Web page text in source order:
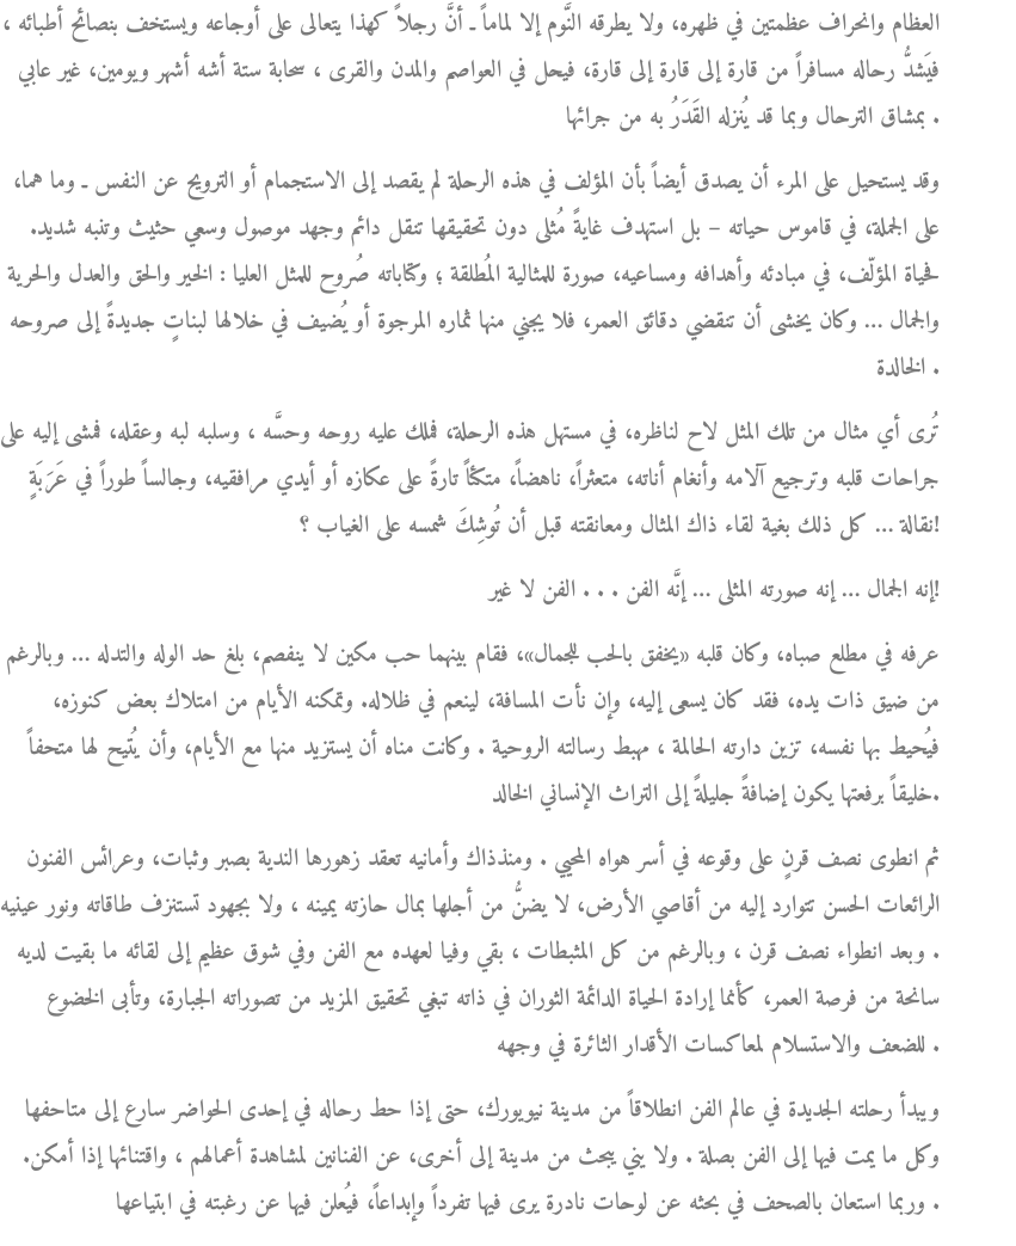
العظام وانحراف عظمتين في ظهره، ولا يطرقه النَّوم إلا لماماً ـ أنَّ رجلاً كهذا يتعالى على أوجاعه ويستخف بنصائح أطبائه ،
فيَشدُّ رحاله مسافراً من قارة إلى قارة إلى قارة، فيحل في العواصم والمدن والقرى ، سحابة ستة أشه أشهر ويومين، غير عابي
بمشاق الترحال وبما قد يُنزله القَدَرُ به من جرائها .
وقد يستحيل على المرء أن يصدق أيضاً بأن المؤلف في هذه الرحلة لم يقصد إلى الاستجمام أو الترويح عن النفس ـ وما هما،
على الجملة، في قاموس حياته – بل استهدف غايةً مُثلى دون تحقيقها تنقل دائم وجهد موصول وسعي حثيث وتنبه شديد.
فحياة المؤلّف، في مبادئه وأهدافه ومساعيه، صورة للمثالية المُطلقة ؛ وكتاباته صُروح للمثل العليا : الخير والحق والعدل والحرية
والجمال … وكان يخشى أن تنقضي دقائق العمر، فلا يجني منها ثماره المرجوة أو يُضيف في خلالها لبناتٍ جديدةً إلى صروحه
الخالدة .
تُرى أي مثال من تلك المثل لاح لناظره، في مستهل هذه الرحلة، فملك عليه روحه وحسَّه ، وسلبه لبه وعقله، فمشى إليه على
جراحات قلبه وترجيع آلامه وأنغام أناته، متعثراً، ناهضاً، متكئاً تارةً على عكازه أو أيدي مرافقيه، وجالساً طوراً في عَرَبَةٍ
نقالة … كل ذلك بغية لقاء ذاك المثال ومعانقته قبل أن تُوشِكَ شمسه على الغياب ؟!
إنه الجمال … إنه صورته المثلى … إنَّه الفن . . . الفن لا غير!
عرفه في مطلع صباه، وكان قلبه «يخفق بالحب للجمال»، فقام بينهما حب مكين لا ينفصم، بلغ حد الوله والتدله … وبالرغم
من ضيق ذات يده، فقد كان يسعى إليه، وإن نأت المسافة، لينعم في ظلاله. وتمكنه الأيام من امتلاك بعض كنوزه،
فيُحيط بها نفسه، تزين دارته الحالمة ، مهبط رسالته الروحية . وكانت مناه أن يستزيد منها مع الأيام، وأن يُتيح لها متحفاً
خليقاً برفعتها يكون إضافةً جليلةً إلى التراث الإنساني الخالد.
ثم انطوى نصف قرنٍ على وقوعه في أسر هواه المحيي . ومنذذاك وأمانيه تعقد زهورها الندية بصبر وثبات، وعرائس الفنون
الرائعات الحسن تتوارد إليه من أقاصي الأرض، لا يضنُّ من أجلها بمال حازته يمينه ، ولا بجهود تستنزف طاقاته ونور عينيه
. وبعد انطواء نصف قرن ، وبالرغم من كل المثبطات ، بقي وفيا لعهده مع الفن وفي شوق عظيم إلى لقائه ما بقيت لديه
سانحة من فرصة العمر، كأنما إرادة الحياة الدائمة الثوران في ذاته تبغي تحقيق المزيد من تصوراته الجبارة، وتأبى الخضوع
للضعف والاستسلام لمعاكسات الأقدار الثائرة في وجهه .
ويبدأ رحلته الجديدة في عالم الفن انطلاقاً من مدينة نيويورك، حتى إذا حط رحاله في إحدى الحواضر سارع إلى متاحفها
وكل ما يمت فيها إلى الفن بصلة . ولا يني يبحث من مدينة إلى أخرى، عن الفنانين لمشاهدة أعمالهم ، واقتنائها إذا أمكن.
وربما استعان بالصحف في بحثه عن لوحات نادرة يرى فيها تفرداً وإبداعاً، فيُعلن فيها عن رغبته في ابتياعها .